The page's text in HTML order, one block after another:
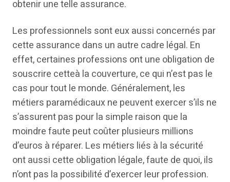
obtenir une telle assurance.
Les professionnels sont eux aussi concernés par
cette assurance dans un autre cadre légal. En
effet, certaines professions ont une obligation de
souscrire cetteà la couverture, ce qui n’est pas le
cas pour tout le monde. Généralement, les
métiers paramédicaux ne peuvent exercer s’ils ne
s’assurent pas pour la simple raison que la
moindre faute peut coûter plusieurs millions
d’euros à réparer. Les métiers liés à la sécurité
ont aussi cette obligation légale, faute de quoi, ils
n’ont pas la possibilité d’exercer leur profession.